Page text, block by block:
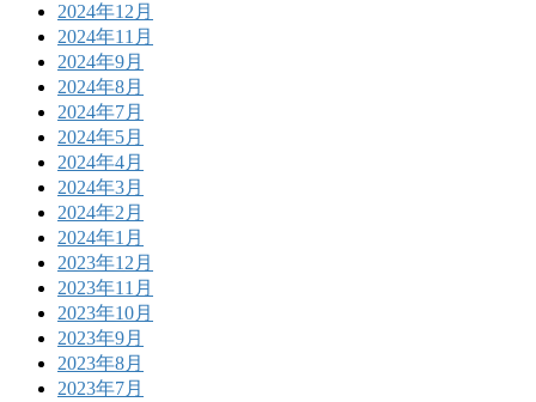
2024年12月
2024年11月
2024年9月
2024年8月
2024年7月
2024年5月
2024年4月
2024年3月
2024年2月
2024年1月
2023年12月
2023年11月
2023年10月
2023年9月
2023年8月
2023年7月